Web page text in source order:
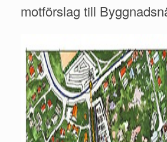
motförslag till